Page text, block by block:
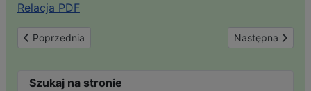
Relacja PDF
Poprzednia strona: 70 lat temu w Jelniej Górze zaczęła się
Poprzednia Następna
Następna
Szukaj na stronie